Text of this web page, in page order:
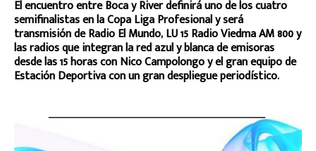
El encuentro entre Boca y River definirá uno de los cuatro
semifinalistas en la Copa Liga Profesional y será
transmisión de Radio El Mundo, LU 15 Radio Viedma AM 800 y
las radios que integran la red azul y blanca de emisoras
desde las 15 horas con Nico Campolongo y el gran equipo de
Estación Deportiva con un gran despliegue periodístico.